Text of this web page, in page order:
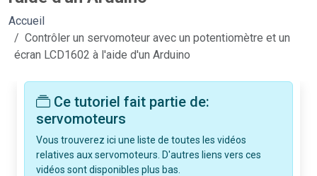
Accueil
Contrôler un servomoteur avec un potentiomètre et un
écran LCD1602 à l'aide d'un Arduino
Ce tutoriel fait partie de:
servomoteurs
Vous trouverez ici une liste de toutes les vidéos
relatives aux servomoteurs. D'autres liens vers ces
vidéos sont disponibles plus bas.